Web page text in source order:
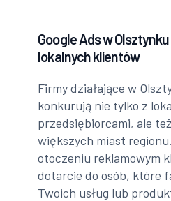
Google Ads w
lokalnych klientów
Firmy działające w
konkurują nie tylko z
przedsiębiorcami, ale
większych miast
otoczeniu reklamowym
dotarcie do osób, które
Twoich usług lub